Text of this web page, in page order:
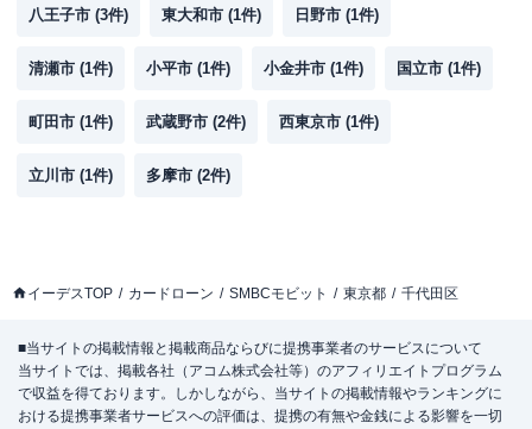
八王子市 (3件) 東大和市 (1件) 日野市 (1件)
清瀬市 (1件) 小平市 (1件) 小金井市 (1件) 国立市 (1件)
町田市 (1件) 武蔵野市 (2件) 西東京市 (1件)
立川市 (1件) 多摩市 (2件)
イーデスTOP カードローン SMBCモビット 東京都 千代田区
■当サイトの掲載情報と掲載商品ならびに提携事業者のサービスについて
当サイトでは、掲載各社（アコム株式会社等）のアフィリエイトプログラム
で収益を得ております。しかしながら、当サイトの掲載情報やランキングに
おける提携事業者サービスへの評価は、提携の有無や金銭による影響を一切